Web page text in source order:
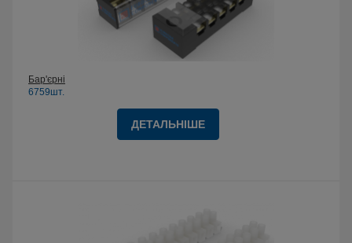
Бар'єрні
6759шт.
ДЕТАЛЬНІШЕ